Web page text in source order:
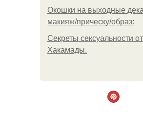
Окошки на выходные
макияж/прическу/образ:
Секреты сексуальности
Хакамады.